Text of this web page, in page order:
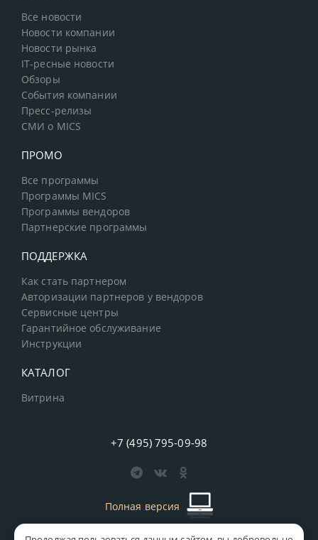
Все новости
Новости компании
Новости рынка
IT-ресные новости
Обзоры
События компании
Пресс-релизы
СМИ о MICS
ПРОМО
Все программы
Программы MICS
Программы вендоров
Партнерские программы
ПОДДЕРЖКА
Как стать партнером
Авторизации партнеров у вендоров
Сервисные центры
Гарантийное обслуживание
Инструкции
КАТАЛОГ
Витрина
+7 (495) 795-09-98
Полная версия